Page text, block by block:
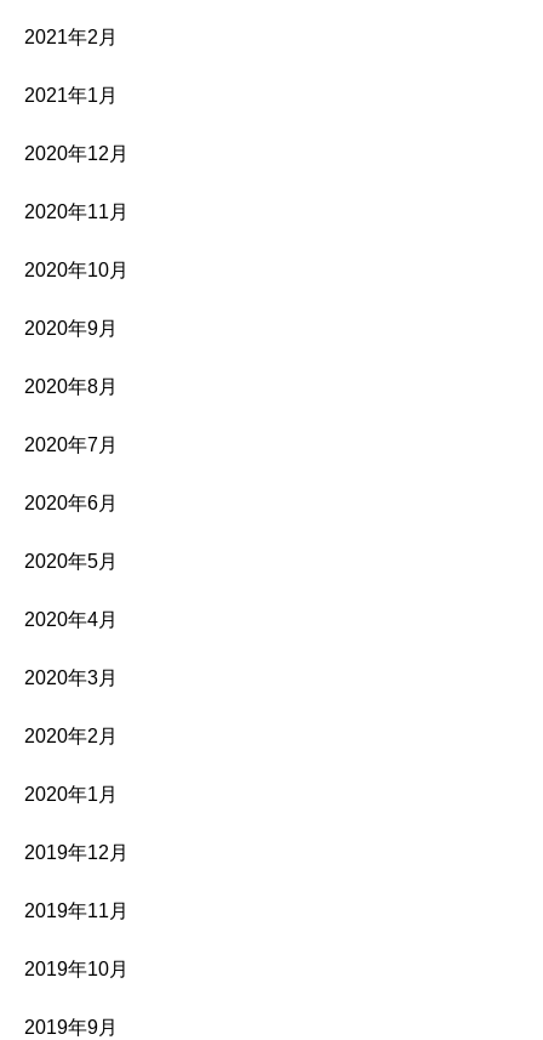
2021年2月
2021年1月
2020年12月
2020年11月
2020年10月
2020年9月
2020年8月
2020年7月
2020年6月
2020年5月
2020年4月
2020年3月
2020年2月
2020年1月
2019年12月
2019年11月
2019年10月
2019年9月